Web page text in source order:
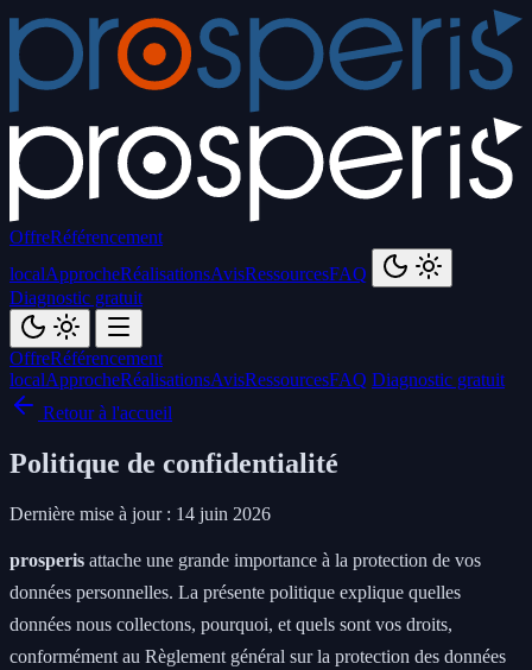
OffreRéférencement
localApprocheRéalisationsAvisRessourcesFAQ
Diagnostic gratuit
OffreRéférencement
localApprocheRéalisationsAvisRessourcesFAQ Diagnostic gratuit
Retour à l'accueil
Politique de confidentialité
Dernière mise à jour : 14 juin 2026
prosperis attache une grande importance à la protection de vos
données personnelles. La présente politique explique quelles
données nous collectons, pourquoi, et quels sont vos droits,
conformément au Règlement général sur la protection des données